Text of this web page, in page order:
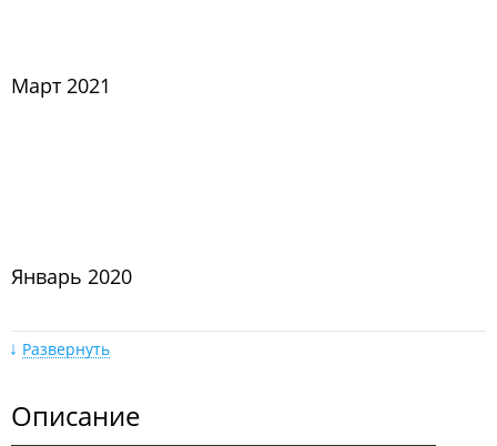
Март 2021
Январь 2020
Развернуть
Описание